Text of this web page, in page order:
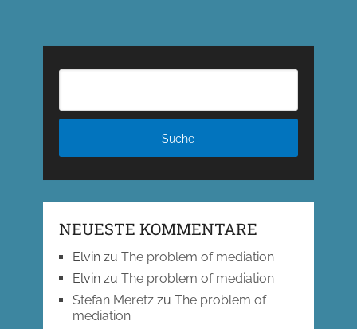
NEUESTE KOMMENTARE
Elvinzu The problem of mediation
Elvinzu The problem of mediation
Stefan Meretzzu The problem of
mediation